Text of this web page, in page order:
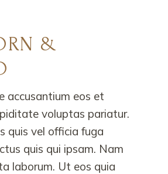
&
accusantium eos et
voluptas pariatur.
quis vel officia fuga
quis qui ipsam. Nam
laborum. Ut eos quia